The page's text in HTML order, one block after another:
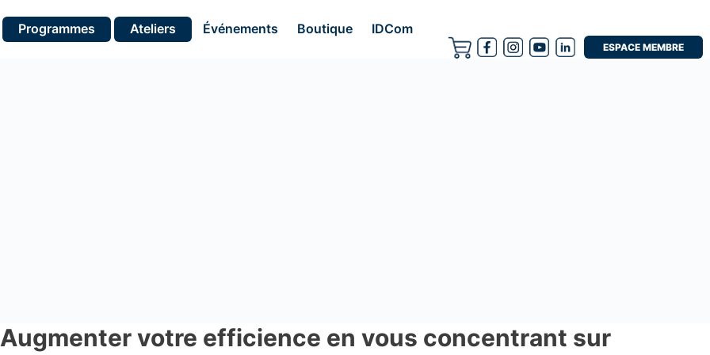
Programmes Ateliers Événements Boutique IDCom
ESPACE MEMBRE
votre efficience en vous concentrant sur